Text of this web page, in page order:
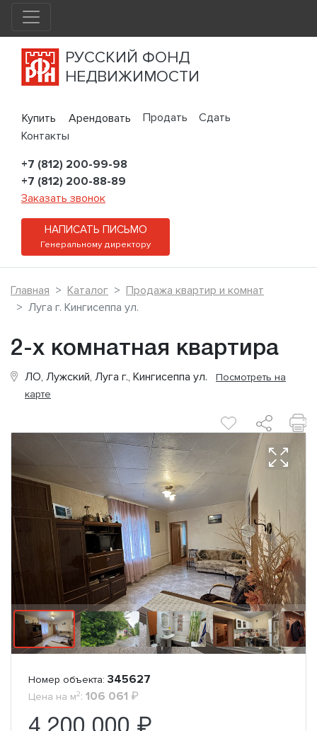
РУССКИЙ ФОНД
НЕДВИЖИМОСТИ
Купить Арендовать Продать
Сдать
Контакты
+7 (812) 200-99-98
+7 (812) 200-88-89
Заказать звонок
НАПИСАТЬ ПИСЬМО
Генеральному директору
Главная Каталог
Продажа квартир и комнат
Луга г. Кингисеппа ул.
2-х комнатная квартира
ЛО, Лужский, Луга г., Кингисеппа ул. Посмотреть на
карте
Номер объекта: 345627
Цена на м2: 106 061 ₽